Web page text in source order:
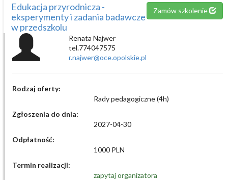
Edukacja przyrodnicza -
eksperymenty i zadania badawcze
w przedszkolu
Zamów szkolenie
Renata Najwer
tel.774047575
r.najwer@oce.opolskie.pl
Rodzaj oferty:
Rady pedagogiczne (4h)
Zgłoszenia do dnia:
2027-04-30
Odpłatność:
1000 PLN
Termin realizacji:
zapytaj organizatora